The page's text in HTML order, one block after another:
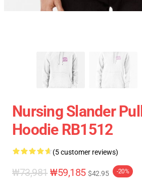
Nursing Slander
Hoodie RB1512
(5 customer reviews)
₩73,981 ₩59,185 $42.95 -20%